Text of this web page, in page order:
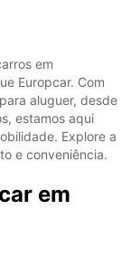
em
Europcar. Com
aluguer, desde
estamos aqui
Explore a
e conveniência.
em